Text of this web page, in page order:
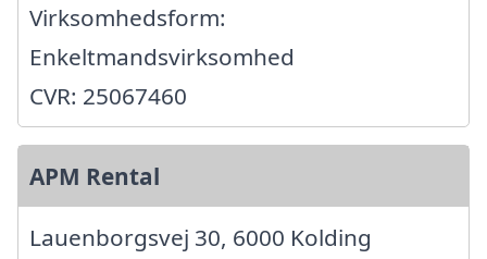
Virksomhedsform:
Enkeltmandsvirksomhed
CVR: 25067460
APM Rental
Lauenborgsvej 30, 6000 Kolding